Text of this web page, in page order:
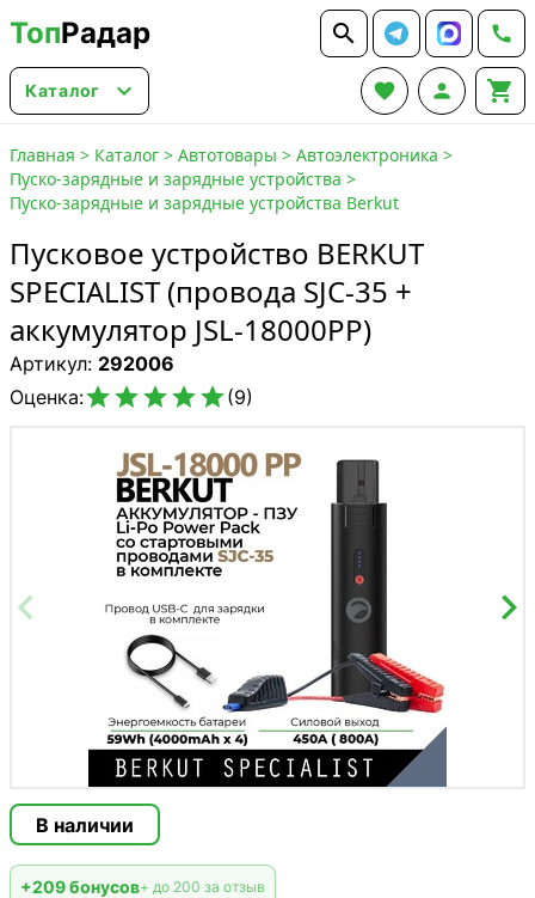
ТопРадар  
Каталог    
Главная > Каталог > Автотовары > Автоэлектроника >
Пуско-зарядные и зарядные устройства >
Пуско-зарядные и зарядные устройства Berkut
Пусковое устройство BERKUT
SPECIALIST (провода SJC-35 +
аккумулятор JSL-18000PP)
Артикул: 292006
Оценка:(9)
В наличии
+209 бонусов+ до 200 за отзыв